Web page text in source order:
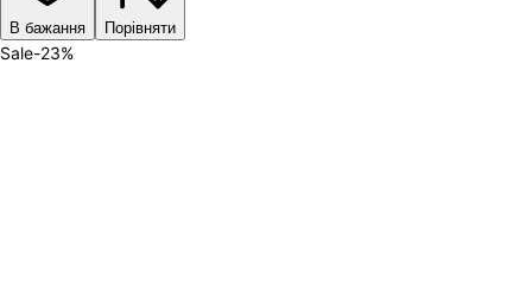
В бажання Порівняти
Sale-23%